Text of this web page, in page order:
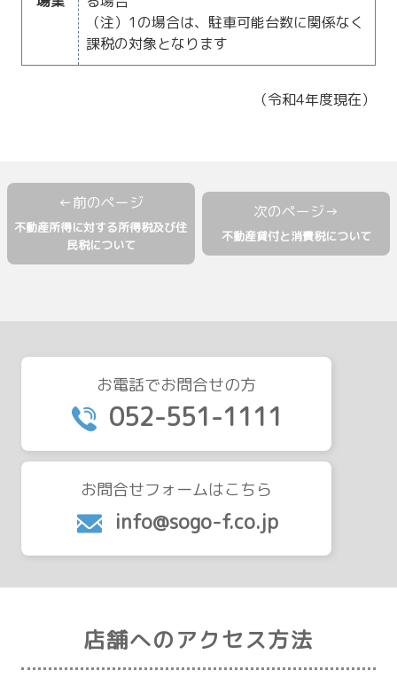
（注）1の場合は、駐車可能台数に関係なく
課税の対象となります
（令和4年度現在）
不動産所得に対する所得税及び住
民税について
不動産貸付と消費税について
お電話でお問合せの方
052-551-1111
お問合せフォームはこちら
info@sogo-f.co.jp
店舗へのアクセス方法